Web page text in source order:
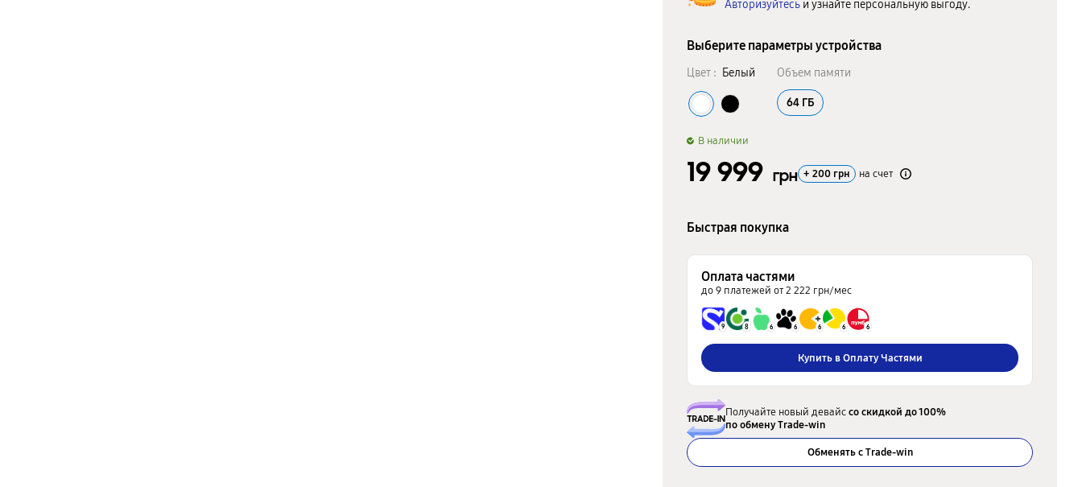
Авторизуйтесь и узнайте персональную выгоду.
Выберите параметры устройства
Цвет : Белый Объем памяти
64 ГБ
B наличии
19 999 грн + 200 грн на счет
Быстрая покупка
Оплата частями
до 9 платежей от 2 222 грн/мес
9 8 6 6 6 6 6
Купить в Оплату Частями
Получайте новый девайссо скидкой до 100%
по обмену Trade-win
Обменять с Trade-win